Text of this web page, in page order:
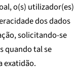
o(s) utilizador(es)
dos dados
solicitando-se
quando tal se
exatidão.